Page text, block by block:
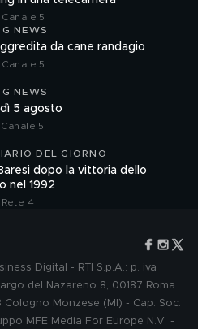
5
NEWS
da cane randagio
5
NEWS
5 agosto
5
DEL GIORNO
dopo la vittoria dello
nel 1992
4
Digital - RTI S.p.A.: p. iva
del Nazareno 8, 00187 Roma.
Monzese (MI) - Cap. Soc.
MFE Media For Europe N.V. -